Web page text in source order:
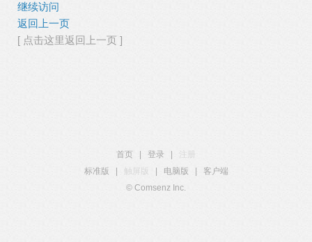
继续访问
返回上一页
[ 点击这里返回上一页 ]
首页 登录
注册
标准版
触屏版 电脑版
客户端
© Comsenz Inc.